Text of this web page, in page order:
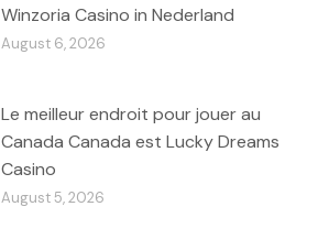
Winzoria Casino in Nederland
August 6, 2026
Le meilleur endroit pour jouer au
Canada Canada est Lucky Dreams
Casino
August 5, 2026